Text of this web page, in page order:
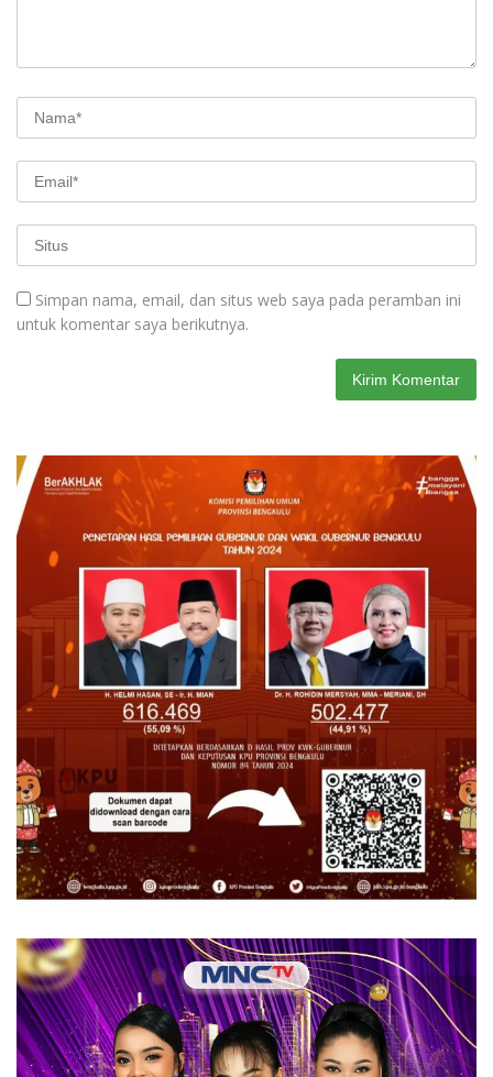
Simpan nama, email, dan situs web saya pada peramban ini
untuk komentar saya berikutnya.